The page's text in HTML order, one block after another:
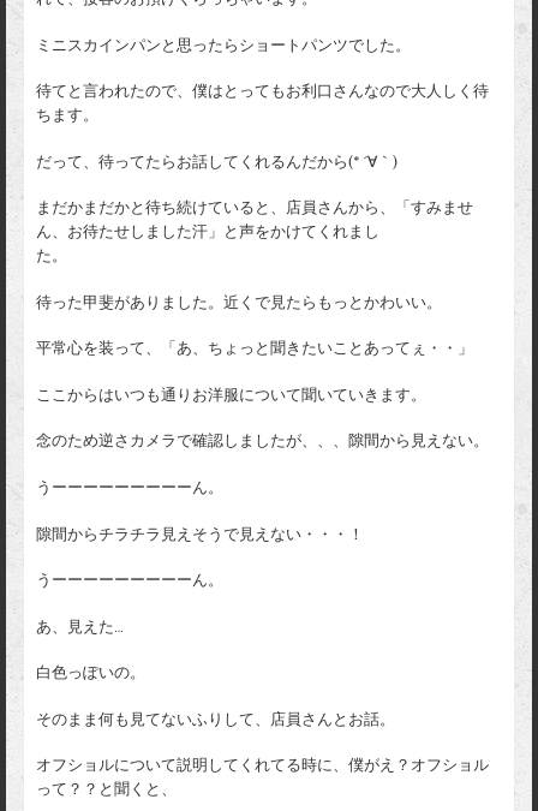
ミニスカインパンと思ったらショートパンツでした。
待てと言われたので、僕はとってもお利口さんなので大人しく待
ちます。
だって、待ってたらお話してくれるんだから(* ´∀｀)
まだかまだかと待ち続けていると、店員さんから、「すみませ
ん、お待たせしました汗」と声をかけてくれまし
た。
待った甲斐がありました。近くで見たらもっとかわいい。
平常心を装って、「あ、ちょっと聞きたいことあってぇ・・」
ここからはいつも通りお洋服について聞いていきます。
念のため逆さカメラで確認しましたが、、、隙間から見えない。
うーーーーーーーーーん。
隙間からチラチラ見えそうで見えない・・・！
うーーーーーーーーーん。
あ、見えた…
白色っぽいの。
そのまま何も見てないふりして、店員さんとお話。
オフショルについて説明してくれてる時に、僕がえ？オフショル
って？？と聞くと、